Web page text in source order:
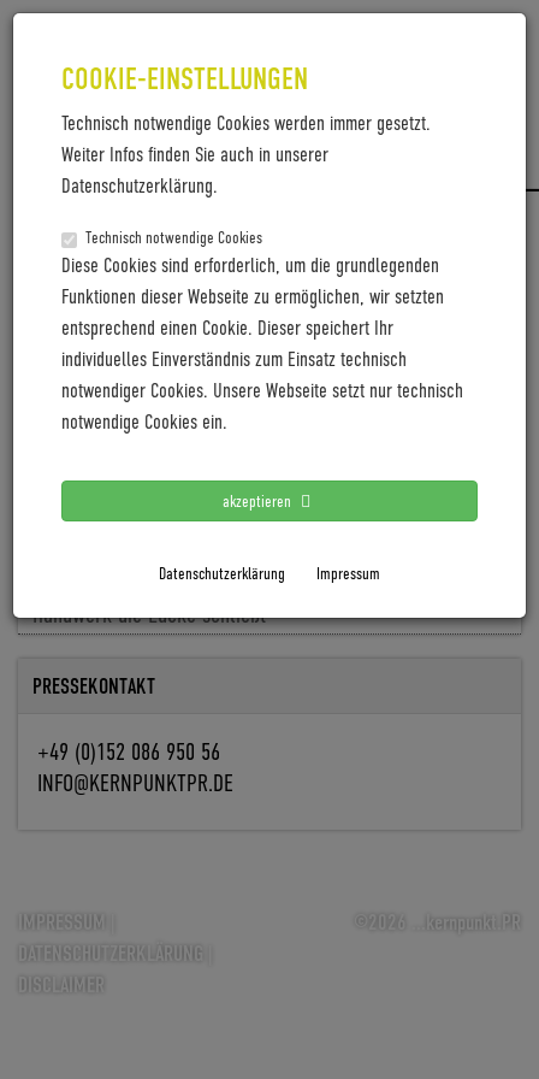
COOKIE-EINSTELLUNGEN
Technisch notwendige Cookies werden immer gesetzt.
Weiter Infos finden Sie auch in unserer
Datenschutzerklärung.
Technisch notwendige Cookies
Diese Cookies sind erforderlich, um die grundlegenden
Funktionen dieser Webseite zu ermöglichen, wir setzten
entsprechend einen Cookie. Dieser speichert Ihr
individuelles Einverständnis zum Einsatz technisch
notwendiger Cookies. Unsere Webseite setzt nur technisch
notwendige Cookies ein.
akzeptieren
Datenschutzerklärung Impressum
LETZTE PRESSEMITTEILUNGEN
Coboc blickt mit positiver Vororder auf 2027
Cyclingworld Europe expands its trade show concept for
Cyclingworld Europe baut Messekonzept für 2027 aus
Fachkräfte fehlen, Aufträge nicht: Wie Digitalisierung im
Handwerk die Lücke schließt
PRESSEKONTAKT
+49 (0)152 086 950 56
INFO@KERNPUNKTPR.DE
IMPRESSUM
DATENSCHUTZERKLÄRUNG
DISCLAIMER
©2026 ...kernpunkt.PR